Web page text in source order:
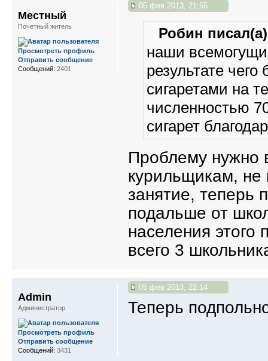
05 фев 2013, 21:55
Робин
наши
результате
сигаретами на
численностью
сигарет
Проблему нужно
курильщикам, не
занятие, теперь
подальше от
населения этого
всего 3
Местный
Почетный житель
Просмотреть профиль
Отправить сообщение
Сообщений: 2401
05 фев 2013, 22:14
Теперь
Admin
Администратор
Просмотреть профиль
Отправить сообщение
Сообщений: 3431